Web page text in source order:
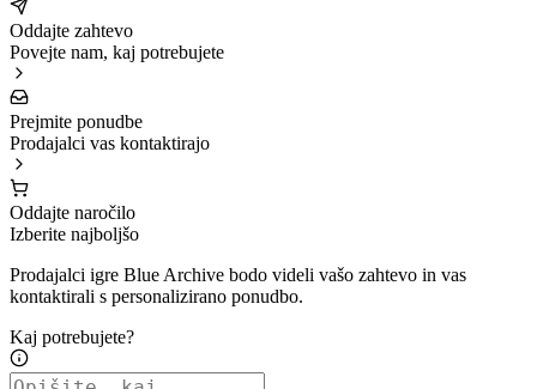
Oddajte zahtevo
Povejte nam, kaj potrebujete
Prejmite ponudbe
Prodajalci vas kontaktirajo
Oddajte naročilo
Izberite najboljšo
Prodajalci igre Blue Archive bodo videli vašo zahtevo in vas
kontaktirali s personalizirano ponudbo.
Kaj potrebujete?